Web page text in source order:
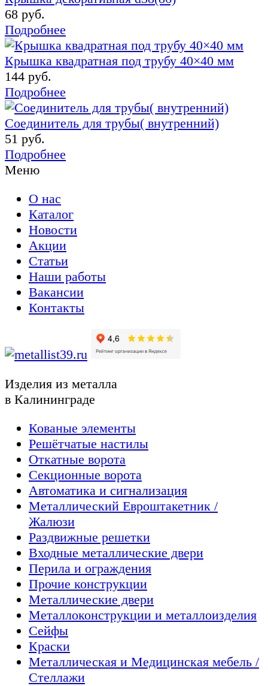
68 руб.
Подробнее
Крышка квадратная под трубу 40×40 мм
144 руб.
Подробнее
Соединитель для трубы( внутренний)
51 руб.
Подробнее
Меню
О нас
Каталог
Новости
Акции
Статьи
Наши работы
Вакансии
Контакты
Изделия из металла
в Калининграде
Кованые элементы
Решётчатые настилы
Откатные ворота
Секционные ворота
Автоматика и сигнализация
Металлический Евроштакетник /
Жалюзи
Раздвижные решетки
Входные металлические двери
Перила и ограждения
Прочие конструкции
Металлические двери
Металлоконструкции и металлоизделия
Сейфы
Краски
Металлическая и Медицинская мебель /
Стеллажи